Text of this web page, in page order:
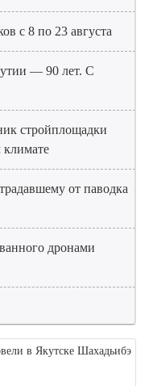
с 8 по 23 августа
— 90 лет. С
стройплощадки
климате
от паводка
дронами